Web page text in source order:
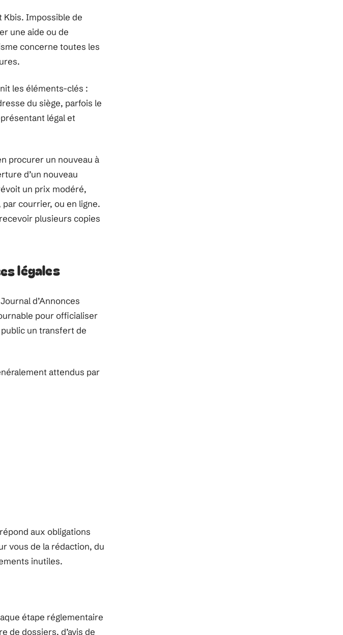
Kbis. Impossible de
une aide ou de
concerne toutes les
les éléments-clés :
du siège, parfois le
légal et
procurer un nouveau à
d’un nouveau
un prix modéré,
courrier, ou en ligne.
plusieurs copies
légales
d’Annonces
pour officialiser
un transfert de
attendus par
aux obligations
vous de la rédaction, du
inutiles.
étape réglementaire
de dossiers, d’avis de